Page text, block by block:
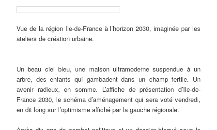
Vue de la région Ile-de-France à l’horizon 2030, imaginée par les
ateliers de création urbaine.
Un beau ciel bleu, une maison ultramoderne suspendue à un
arbre, des enfants qui gambadent dans un champ fertile. Un
avenir radieux, en somme. L’affiche de présentation d’Ile-de-
France 2030, le schéma d’aménagement qui sera voté vendredi,
en dit long sur l’optimisme affiché par la gauche régionale.